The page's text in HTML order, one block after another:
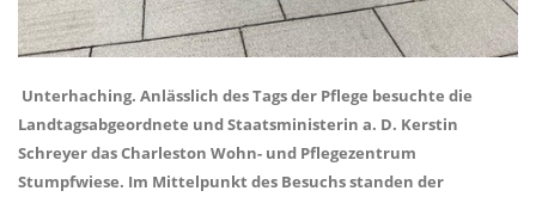
Unterhaching. Anlässlich des Tags der Pflege besuchte die
Landtagsabgeordnete und Staatsministerin a. D. Kerstin
Schreyer das Charleston Wohn- und Pflegezentrum
Stumpfwiese. Im Mittelpunkt des Besuchs standen der